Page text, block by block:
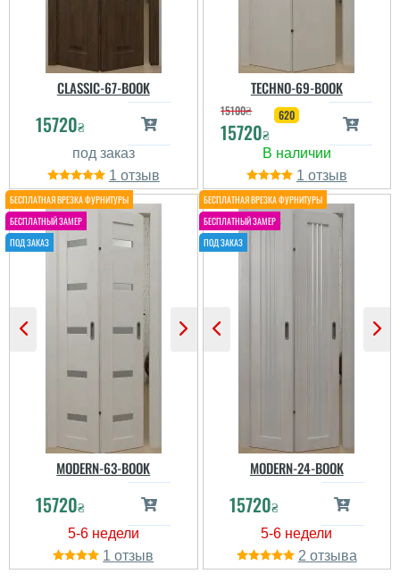
Ліда
Затіяли ремонт в
будинку, спочатку
замінили вхідні, а
згодом замовили і
міжкімнатні двері, двері
дуже тяжкі на вагу і
сподобалось ...
Валя
дизайн теж прикольний.
Замовляли в білому
кольорі з чорним склом -
виглядає вражаюче!
читати всі відгуки
CLASSIC-67-BOOK
15720₴
1
TECHNO-69-BOOK
15100₴
15720₴
620
1
MODERN-63-BOOK
15720₴
1
MODERN-24-BOOK
15720₴
2